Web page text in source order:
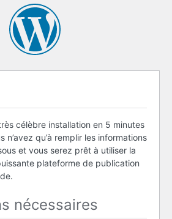
célèbre installation en 5 minutes
n’avez qu’à remplir les informations
et vous serez prêt à utiliser la
plateforme de publication
nécessaires